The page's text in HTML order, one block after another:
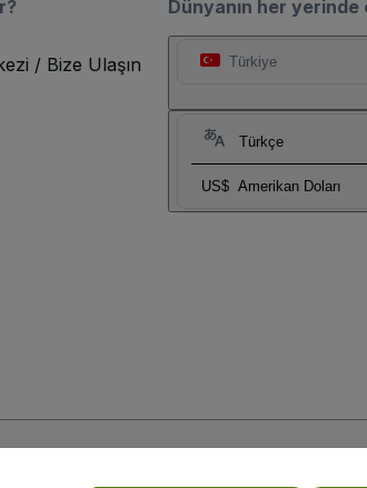
Dünyanın her yerinde
Türkiye
Türkçe
US$ Amerikan Doları
/ Bize Ulaşın